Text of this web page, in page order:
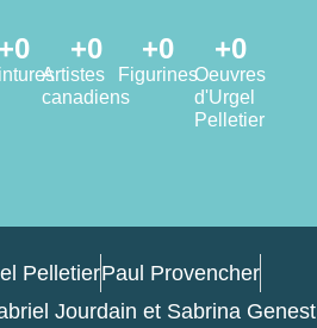
+0
Artistes
canadiens
+0
Figurines
+0
Oeuvres
d'Urgel
Pelletier
+0
PelletierPaul Provencher
Jourdain et Sabrina Genest